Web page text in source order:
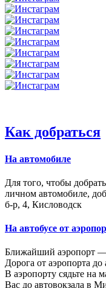
Как добраться
На автомобиле
Для того, чтобы
личном автомобиле,
б-р, 4, Кисловодск
На автобусе от
Ближайший аэропорт
Дорога от аэропорта
В аэропорту сядьте на
Вас до автовокзала в